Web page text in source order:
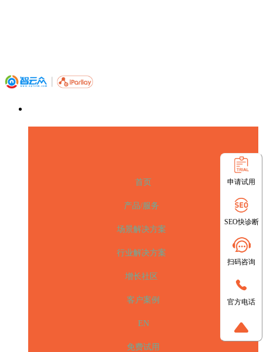
首页
产品/服务
场景解决方案
行业解决方案
增长社区
客户案例
EN
免费试用
申请试用
SEO快诊断
扫码咨询
官方电话